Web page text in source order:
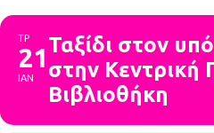
ΤΡ
21
ΙΑΝ
Ταξίδι στον
στην Κεντρική
Βιβλιοθήκη